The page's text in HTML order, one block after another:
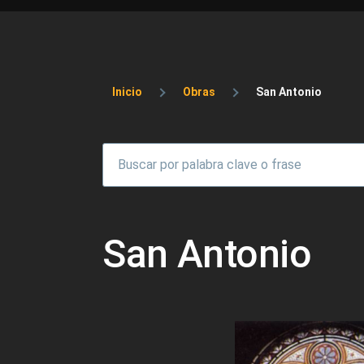
Sobrescribir enlaces
Inicio Obras San Antonio
San Antonio